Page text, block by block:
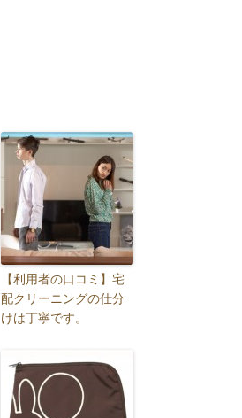
【利用者の口コミ】宅
配クリーニングの仕分
けは丁寧です。